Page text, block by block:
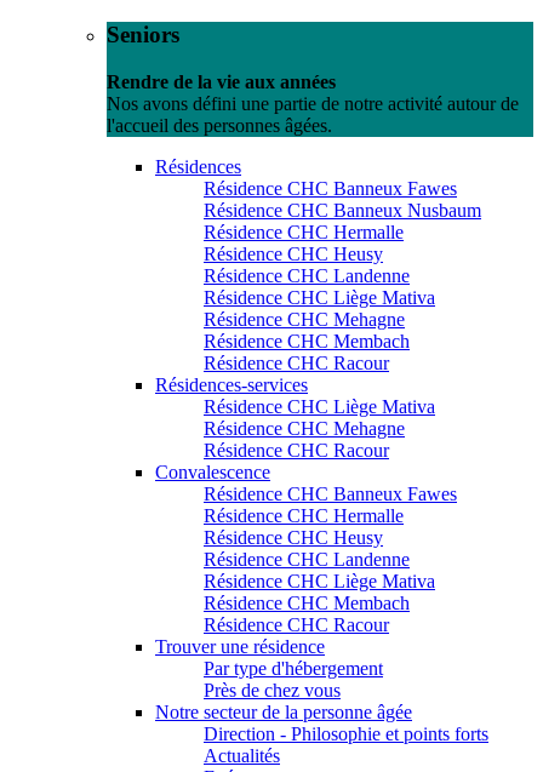
Seniors
Rendre de la vie aux années
Nos avons défini une partie de notre activité autour de
l'accueil des personnes âgées.
Résidences
Résidence CHC Banneux Fawes
Résidence CHC Banneux Nusbaum
Résidence CHC Hermalle
Résidence CHC Heusy
Résidence CHC Landenne
Résidence CHC Liège Mativa
Résidence CHC Mehagne
Résidence CHC Membach
Résidence CHC Racour
Résidences-services
Résidence CHC Liège Mativa
Résidence CHC Mehagne
Résidence CHC Racour
Convalescence
Résidence CHC Banneux Fawes
Résidence CHC Hermalle
Résidence CHC Heusy
Résidence CHC Landenne
Résidence CHC Liège Mativa
Résidence CHC Membach
Résidence CHC Racour
Trouver une résidence
Par type d'hébergement
Près de chez vous
Notre secteur de la personne âgée
Direction - Philosophie et points forts
Actualités